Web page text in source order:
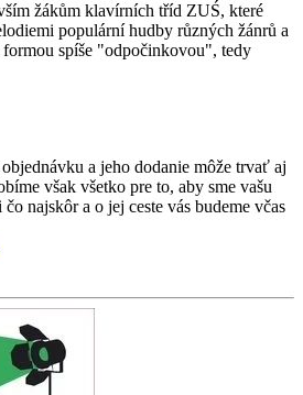
žákům klavírních tříd ZUŚ, které
populární hudby různých žánrů a
spíše "odpočinkovou", tedy
a jeho dodanie môže trvať aj
však všetko pre to, aby sme vašu
najskôr a o jej ceste vás budeme včas